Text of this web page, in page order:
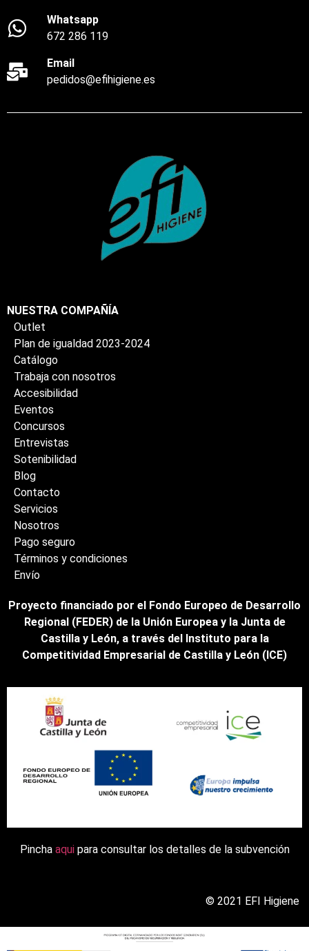
Whatsapp
672 286 119
Email
pedidos@efihigiene.es
NUESTRA COMPAÑÍA
Outlet
Plan de igualdad 2023-2024
Catálogo
Trabaja con nosotros
Accesibilidad
Eventos
Concursos
Entrevistas
Sotenibilidad
Blog
Contacto
Servicios
Nosotros
Pago seguro
Términos y condiciones
Envío
Proyecto financiado por el Fondo Europeo de Desarrollo
Regional (FEDER) de la Unión Europea y la Junta de
Castilla y León, a través del Instituto para la
Competitividad Empresarial de Castilla y León (ICE)
Pincha aqui para consultar los detalles de la subvención
© 2021 EFI Higiene